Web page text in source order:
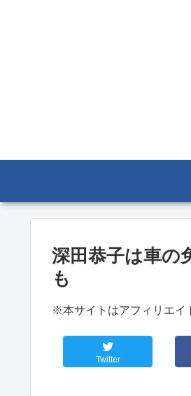
深田恭子は車の
も
※本サイトはアフィリエイ
Twitter